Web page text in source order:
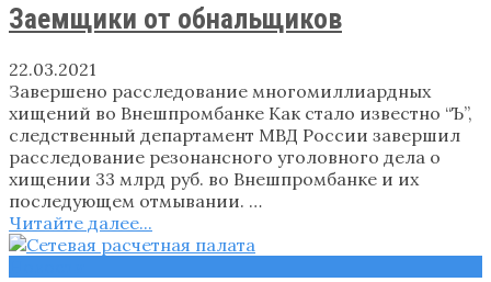
Заемщики от обнальщиков
22.03.2021
Завершено расследование многомиллиардных
хищений во Внешпромбанке Как стало известно “Ъ”,
следственный департамент МВД России завершил
расследование резонансного уголовного дела о
хищении 33 млрд руб. во Внешпромбанке и их
последующем отмывании. …
Читайте далее...